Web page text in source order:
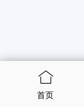
首页